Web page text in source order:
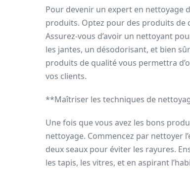
Pour devenir un expert en nettoyage
produits. Optez pour des produits de
Assurez-vous d’avoir un nettoyant
les jantes, un désodorisant, et bien
produits de qualité vous permettra
vos clients.
**Maîtriser les techniques de
Une fois que vous avez les bons
nettoyage. Commencez par nettoyer
deux seaux pour éviter les rayures.
les tapis, les vitres, et en aspirant